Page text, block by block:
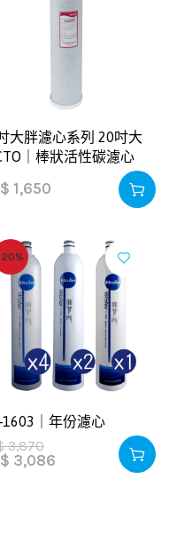
大胖濾心系列 20吋大
｜棒狀活性碳濾心
1,650
1603｜年份濾心
3,870
3,086